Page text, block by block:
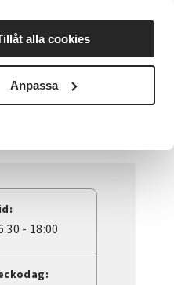
alla cookies
Anpassa
Nyheter Avdelningar
- 18:00